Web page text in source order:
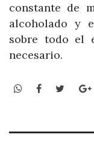
constante de
alcoholado y
sobre todo el
necesario.
WhatsApp
Facebook
Twitter